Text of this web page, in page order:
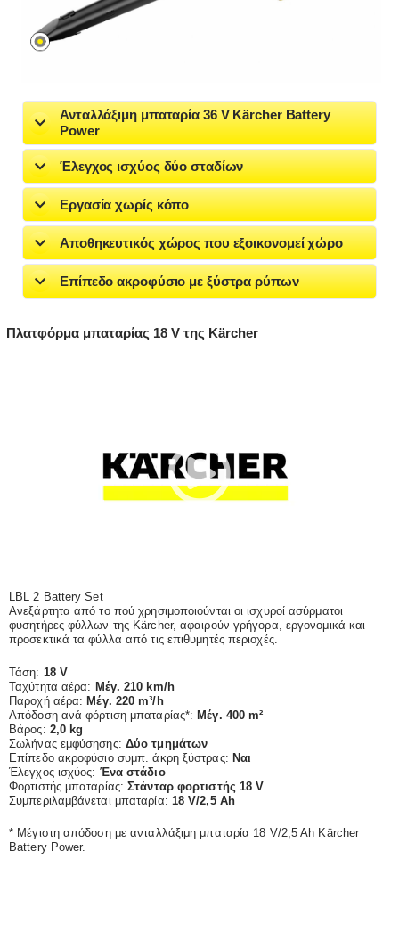
Ανταλλάξιμη μπαταρία 36 V Kärcher Battery
Power
Έλεγχος ισχύος δύο σταδίων
Εργασία χωρίς κόπο
Αποθηκευτικός χώρος που εξοικονομεί χώρο
Επίπεδο ακροφύσιο με ξύστρα ρύπων
Πλατφόρμα μπαταρίας 18 V της Kärcher
LBL 2 Battery Set
Ανεξάρτητα από το πού χρησιμοποιούνται οι ισχυροί ασύρματοι
φυσητήρες φύλλων της Kärcher, αφαιρούν γρήγορα, εργονομικά και
προσεκτικά τα φύλλα από τις επιθυμητές περιοχές.
Τάση: 18 V
Ταχύτητα αέρα: Μέγ. 210 km/h
Παροχή αέρα:Μέγ. 220 m³/h
Απόδοση ανά φόρτιση μπαταρίας*: Μέγ. 400 m²
Βάρος: 2,0 kg
Σωλήνας εμφύσησης: Δύο τμημάτων
Επίπεδο ακροφύσιο συμπ. άκρη ξύστρας: Ναι
Έλεγχος ισχύος: Ένα στάδιο
Φορτιστής μπαταρίας:Στάνταρ φορτιστής 18 V
Συμπεριλαμβάνεται μπαταρία: 18 V/2,5 Ah
* Μέγιστη απόδοση με ανταλλάξιμη μπαταρία 18 V/2,5 Ah Kärcher
Battery Power.